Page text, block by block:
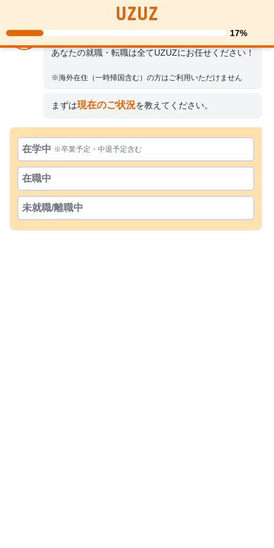
17%
あなたの就職・転職は全てUZUZにお任せください！
※海外在住（一時帰国含む）の方はご利用いただけません
まずは現在のご状況を教えてください。
在学中 ※卒業予定・中退予定含む
在職中
未就職/離職中